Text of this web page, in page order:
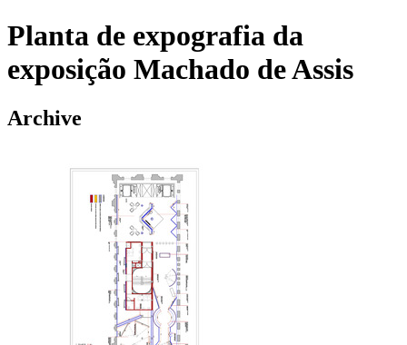
Planta de expografia da
exposição Machado de Assis
Archive